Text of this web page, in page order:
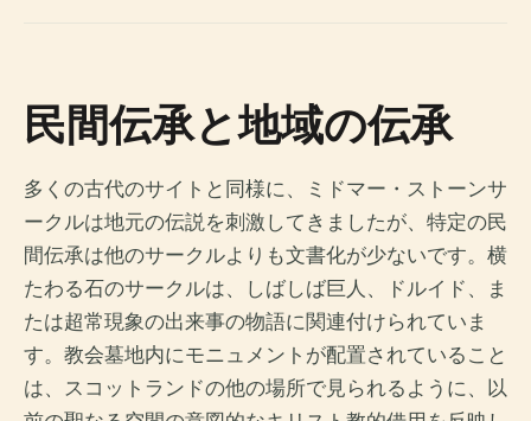
民間伝承と地域の伝承
多くの古代のサイトと同様に、ミドマー・ストーンサ
ークルは地元の伝説を刺激してきましたが、特定の民
間伝承は他のサークルよりも文書化が少ないです。横
たわる石のサークルは、しばしば巨人、ドルイド、ま
たは超常現象の出来事の物語に関連付けられていま
す。教会墓地内にモニュメントが配置されていること
は、スコットランドの他の場所で見られるように、以